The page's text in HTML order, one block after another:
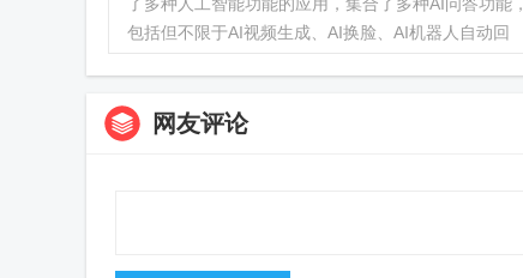
包括但不限于AI视频生成、AI换脸、AI机器人自动回
网友评论